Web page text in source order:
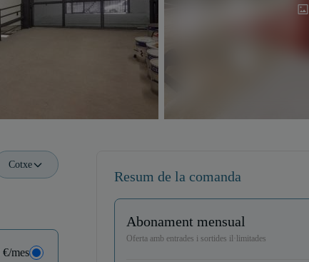
Cotxe
mes
Resum de la comanda
Abonament mensual
Oferta amb entrades i sortides il·limitades